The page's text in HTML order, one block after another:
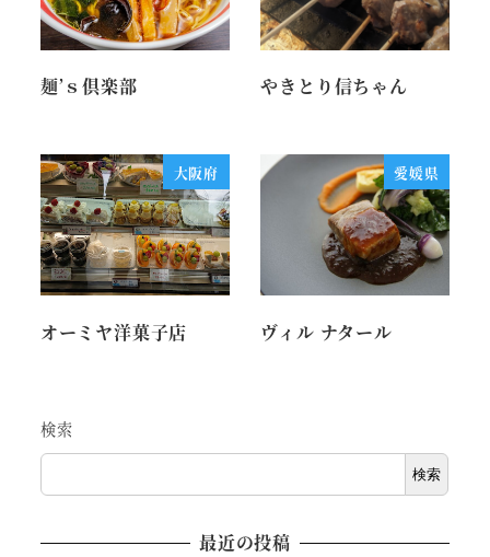
麺’ｓ倶楽部 やきとり信ちゃん
大阪府
オーミヤ洋菓子店
愛媛県
ヴィル ナタール
検索
検索
最近の投稿